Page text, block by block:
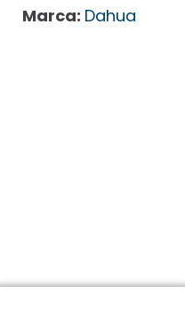
Marca: Dahua